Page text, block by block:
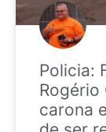
Policia:
Rogério
carona